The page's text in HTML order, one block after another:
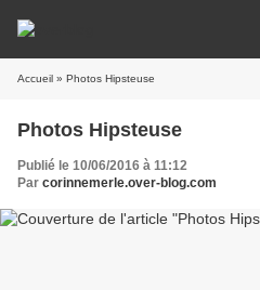
Accueil » Photos Hipsteuse
Photos Hipsteuse
Publié le 10/06/2016 à 11:12
Par corinnemerle.over-blog.com